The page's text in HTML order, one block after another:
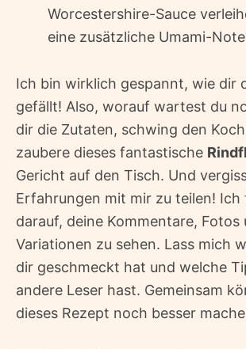
Worcestershire-Sauce
eine zusätzliche Umami-
Ich bin wirklich gespannt, wie dir
gefällt! Also, worauf wartest du
dir die Zutaten, schwing den
zaubere dieses fantastische
Gericht auf den Tisch. Und
Erfahrungen mit mir zu teilen! Ich
darauf, deine Kommentare, Fotos
Variationen zu sehen. Lass mich
dir geschmeckt hat und welche
andere Leser hast. Gemeinsam
dieses Rezept noch besser